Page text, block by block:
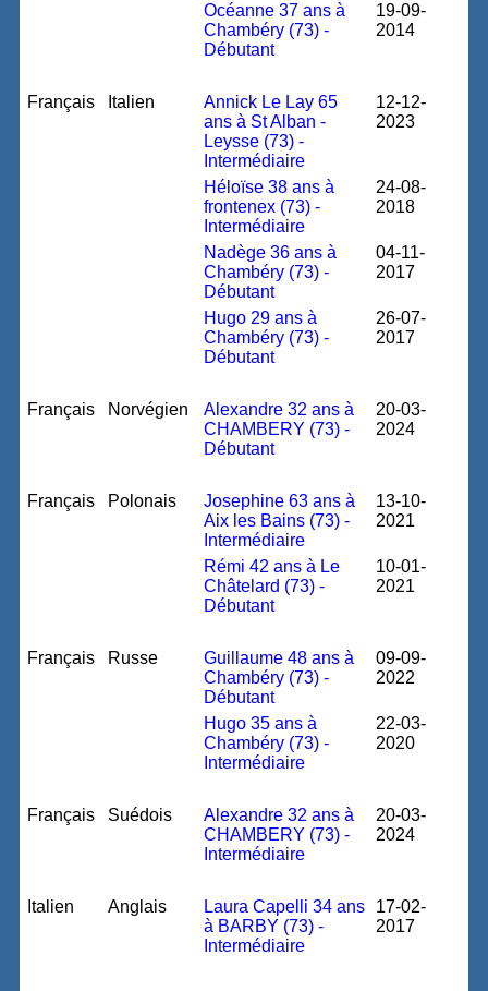
Océanne 37 ans à
Chambéry (73) -
Débutant
19-09-
2014
Français Italien
Annick Le Lay 65
ans à St Alban -
Leysse (73) -
Intermédiaire
12-12-
2023
Héloïse 38 ans à
frontenex (73) -
Intermédiaire
24-08-
2018
Nadège 36 ans à
Chambéry (73) -
Débutant
04-11-
2017
Hugo 29 ans à
Chambéry (73) -
Débutant
26-07-
2017
Français Norvégien
Alexandre 32 ans à
CHAMBERY (73) -
Débutant
20-03-
2024
Français Polonais
Josephine 63 ans à
Aix les Bains (73) -
Intermédiaire
13-10-
2021
Rémi 42 ans à Le
Châtelard (73) -
Débutant
10-01-
2021
Français Russe
Guillaume 48 ans à
Chambéry (73) -
Débutant
09-09-
2022
Hugo 35 ans à
Chambéry (73) -
Intermédiaire
22-03-
2020
Français Suédois
Alexandre 32 ans à
CHAMBERY (73) -
Intermédiaire
20-03-
2024
Italien Anglais
Laura Capelli 34 ans
à BARBY (73) -
Intermédiaire
17-02-
2017